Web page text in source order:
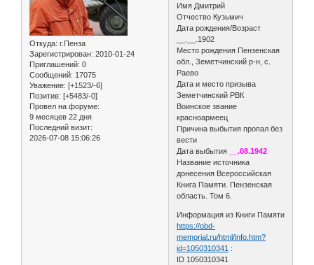
Откуда: г.Пенза
Зарегистрирован: 2010-01-24
Приглашений: 0
Сообщений: 17075
Уважение: [+1523/-6]
Позитив: [+5483/-0]
Провел на форуме:
9 месяцев 22 дня
Последний визит:
2026-07-08 15:06:26
Имя Дмитрий
Отчество Кузьмич
Дата рождения/Возраст
__.__.1902
Место рождения Пензенская
обл., Земетчинский р-н, с.
Раево
Дата и место призыва
Земетчинский РВК
Воинское звание
красноармеец
Причина выбытия пропал без
вести
Дата выбытия
__.08.1942
Название источника
донесения Всероссийская
Книга Памяти. Пензенская
область. Том 6.
Информация из Книги Памяти
https://obd-
memorial.ru/html/info.htm?
id=1050310341 :
ID 1050310341